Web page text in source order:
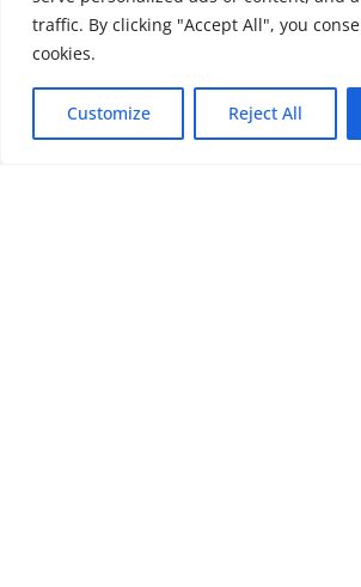
traffic. By clicking "Accept All", you
cookies.
Customize Reject All